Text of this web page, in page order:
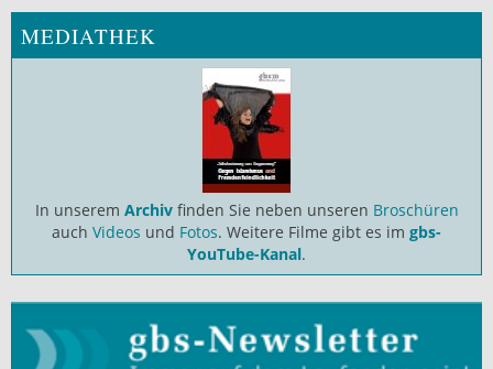
MEDIATHEK
In unserem Archiv finden Sie neben unseren Broschüren
auch Videos und Fotos. Weitere Filme gibt es im gbs-
YouTube-Kanal.